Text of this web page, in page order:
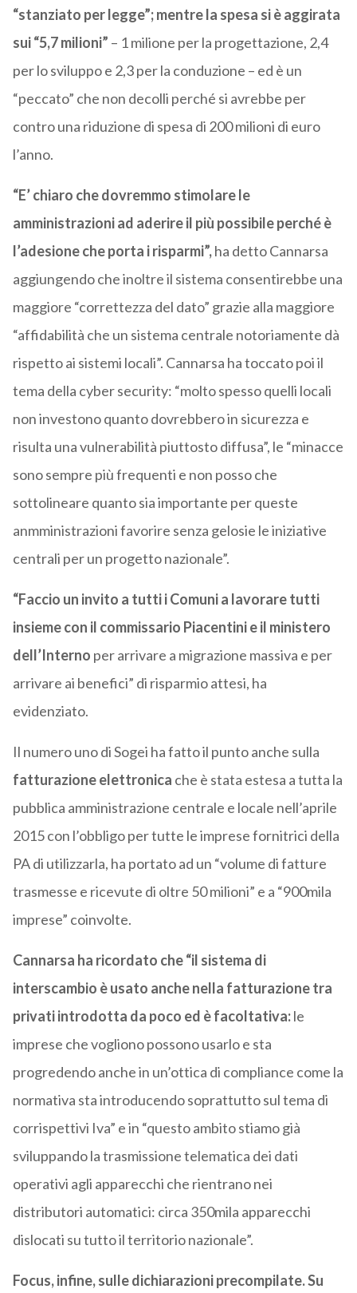
“stanziato per legge”; mentre la spesa si è aggirata
sui “5,7 milioni” – 1 milione per la progettazione, 2,4
per lo sviluppo e 2,3 per la conduzione – ed è un
“peccato” che non decolli perché si avrebbe per
contro una riduzione di spesa di 200 milioni di euro
l’anno.
“E’ chiaro che dovremmo stimolare le
amministrazioni ad aderire il più possibile perché è
l’adesione che porta i risparmi”,ha detto Cannarsa
aggiungendo che inoltre il sistema consentirebbe una
maggiore “correttezza del dato” grazie alla maggiore
“affidabilità che un sistema centrale notoriamente dà
rispetto ai sistemi locali”. Cannarsa ha toccato poi il
tema della cyber security: “molto spesso quelli locali
non investono quanto dovrebbero in sicurezza e
risulta una vulnerabilità piuttosto diffusa”, le “minacce
sono sempre più frequenti e non posso che
sottolineare quanto sia importante per queste
anmministrazioni favorire senza gelosie le iniziative
centrali per un progetto nazionale”.
“Faccio un invito a tutti i Comuni a lavorare tutti
insieme con il commissario Piacentini e il ministero
dell’Interno per arrivare a migrazione massiva e per
arrivare ai benefici” di risparmio attesi, ha
evidenziato.
Il numero uno di Sogei ha fatto il punto anche sulla
fatturazione elettronica che è stata estesa a tutta la
pubblica amministrazione centrale e locale nell’aprile
2015 con l’obbligo per tutte le imprese fornitrici della
PA di utilizzarla, ha portato ad un “volume di fatture
trasmesse e ricevute di oltre 50 milioni” e a “900mila
imprese” coinvolte.
Cannarsa ha ricordato che “il sistema di
interscambio è usato anche nella fatturazione tra
privati introdotta da poco ed è facoltativa:le
imprese che vogliono possono usarlo e sta
progredendo anche in un’ottica di compliance come la
normativa sta introducendo soprattutto sul tema di
corrispettivi Iva” e in “questo ambito stiamo già
sviluppando la trasmissione telematica dei dati
operativi agli apparecchi che rientrano nei
distributori automatici: circa 350mila apparecchi
dislocati su tutto il territorio nazionale”.
Focus, infine, sulle dichiarazioni precompilate. Su